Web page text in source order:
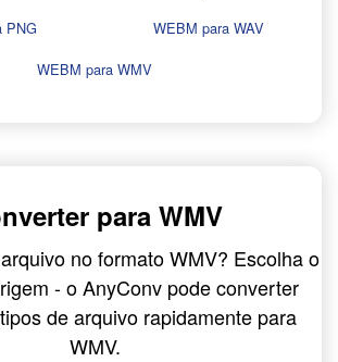
PNG
WEBM para WAV
WEBM para WMV
para WMV
no formato WMV? Escolha o
- o AnyConv pode converter
de arquivo rapidamente para
WMV.